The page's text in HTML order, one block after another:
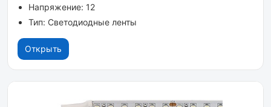
Напряжение: 12
Тип: Светодиодные ленты
Открыть